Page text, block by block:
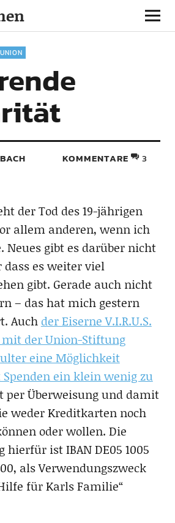
KOMMENTARE 3
der Tod des 19-jährigen
allem anderen, wenn ich
Neues gibt es darüber nicht
dass es weiter viel
gibt. Gerade auch nicht
– das hat mich gestern
Auch der Eiserne V.I.R.U.S.
der Union-Stiftung
eine Möglichkeit
ein klein wenig zu
per Überweisung und damit
weder Kreditkarten noch
oder wollen. Die
hierfür ist IBAN DE05 1005
als Verwendungszweck
für Karls Familie“